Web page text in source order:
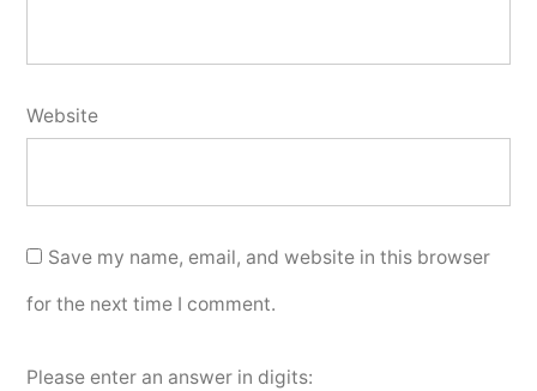
Website
Save my name, email, and website in this browser
for the next time I comment.
Please enter an answer in digits: